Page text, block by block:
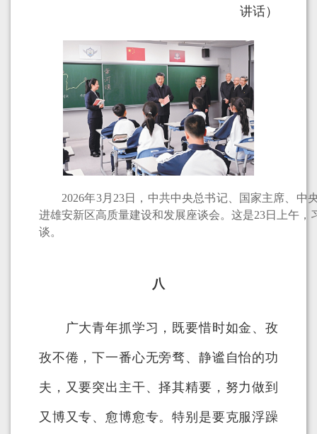
讲话）
2026年3月23日，中共中央总书记、国家主席、中
进雄安新区高质量建设和发展座谈会。这是23日上午
谈。
八
广大青年抓学习，既要惜时如金、孜
孜不倦，下一番心无旁骛、静谧自怡的功
夫，又要突出主干、择其精要，努力做到
又博又专、愈博愈专。特别是要克服浮躁